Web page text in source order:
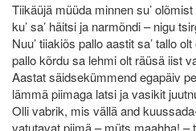
Tiikäüjä müüda minnen su’
ku’ sa’ häitsi ja narmõndi – nigu
Nuu’ tiiakiõs pallo aastit sa’ tallo
pallo kõrdu sa lehmi olt räüsä iist
Aastat säidsekümmend egapäiv
lämmä piimaga latsi ja vasikit
Olli vabrik, mis vällä and
vatutavat piimä – müts maahha! –